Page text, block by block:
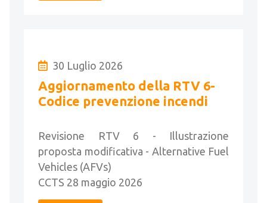
30 Luglio 2026
Aggiornamento della RTV 6-
Codice prevenzione incendi
Revisione RTV 6 - Illustrazione
proposta modificativa - Alternative Fuel
Vehicles (AFVs)
CCTS 28 maggio 2026